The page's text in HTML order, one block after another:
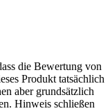
die Bewertung von
Produkt tatsächlich
aber grundsätzlich
Hinweis schließen